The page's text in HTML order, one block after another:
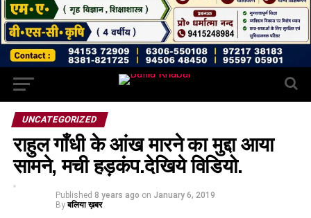
UNCATEGORIZED
राहुल गाँधी के आंख मारने का मुद्दा आया
सामने, मची हड़कंप.देखिये विडियो.
Published 8 years ago on January 6, 2019
By बलिया ख़बर